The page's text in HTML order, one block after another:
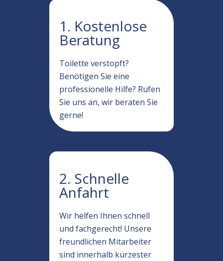
1. Kostenlose
Beratung
Toilette verstopft?
Benötigen Sie eine
professionelle Hilfe? Rufen
Sie uns an, wir beraten Sie
gerne!
2. Schnelle
Anfahrt
Wir helfen Ihnen schnell
und fachgerecht! Unsere
freundlichen Mitarbeiter
sind innerhalb kürzester